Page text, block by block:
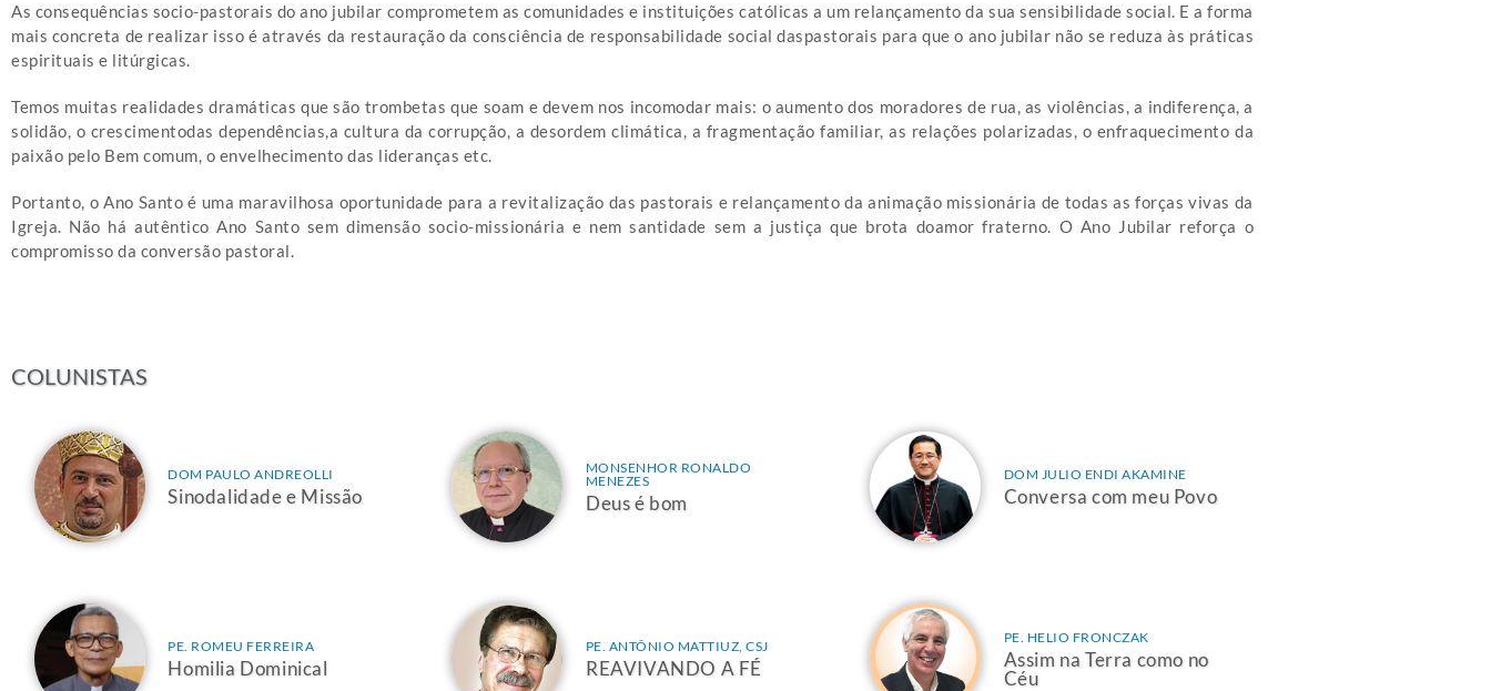
As consequências socio-pastorais do ano jubilar comprometem as comunidades e instituições católicas a um relançamento da sua sensibilidade social. E a forma
mais concreta de realizar isso é através da restauração da consciência de responsabilidade social daspastorais para que o ano jubilar não se reduza às práticas
espirituais e litúrgicas.
Temos muitas realidades dramáticas que são trombetas que soam e devem nos incomodar mais: o aumento dos moradores de rua, as violências, a indiferença, a
solidão, o crescimentodas dependências,a cultura da corrupção, a desordem climática, a fragmentação familiar, as relações polarizadas, o enfraquecimento da
paixão pelo Bem comum, o envelhecimento das lideranças etc.
Portanto, o Ano Santo é uma maravilhosa oportunidade para a revitalização das pastorais e relançamento da animação missionária de todas as forças vivas da
Igreja. Não há autêntico Ano Santo sem dimensão socio-missionária e nem santidade sem a justiça que brota doamor fraterno. O Ano Jubilar reforça o
compromisso da conversão pastoral.
COLUNISTAS
DOM PAULO ANDREOLLI
Sinodalidade e Missão
MONSENHOR RONALDO
MENEZES
Deus é bom
DOM JULIO ENDI AKAMINE
Conversa com meu Povo
PE. ROMEU FERREIRA
Homilia Dominical
PE. ANTÔNIO MATTIUZ, CSJ
REAVIVANDO A FÉ
PE. HELIO FRONCZAK
Assim na Terra como no
Céu